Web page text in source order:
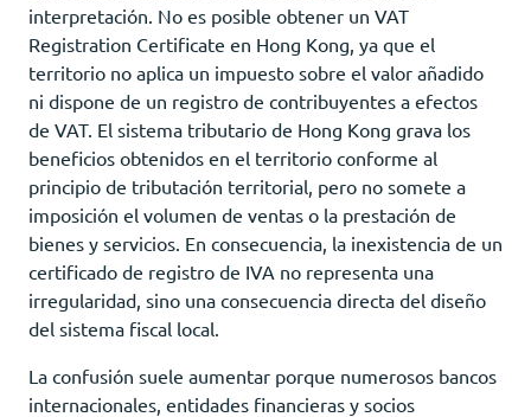
interpretación. No es posible obtener un VAT
Registration Certificate en Hong Kong, ya que el
territorio no aplica un impuesto sobre el valor añadido
ni dispone de un registro de contribuyentes a efectos
de VAT. El sistema tributario de Hong Kong grava los
beneficios obtenidos en el territorio conforme al
principio de tributación territorial, pero no somete a
imposición el volumen de ventas o la prestación de
bienes y servicios. En consecuencia, la inexistencia de un
certificado de registro de IVA no representa una
irregularidad, sino una consecuencia directa del diseño
del sistema fiscal local.
La confusión suele aumentar porque numerosos bancos
internacionales, entidades financieras y socios